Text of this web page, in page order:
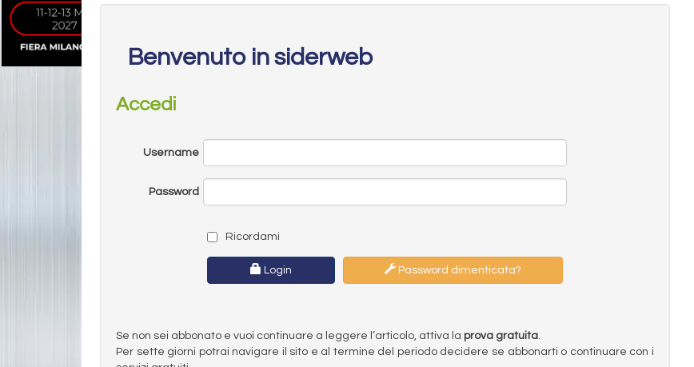
Benvenuto in siderweb
Accedi
Username
Password
Ricordami
Login Password dimenticata?
Se non sei abbonato e vuoi continuare a leggere l’articolo, attiva la prova gratuita.
Per sette giorni potrai navigare il sito e al termine del periodo decidere se abbonarti o continuare con i